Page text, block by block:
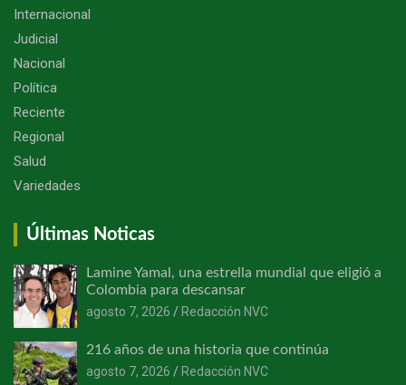
Internacional
Judicial
Nacional
Política
Reciente
Regional
Salud
Variedades
Últimas Noticas
Lamine Yamal, una estrella mundial que eligió a
Colombia para descansar
agosto 7, 2026
Redacción NVC
216 años de una historia que continúa
agosto 7, 2026
Redacción NVC